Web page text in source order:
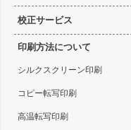
校正サービス
印刷方法について
シルクスクリーン印刷
コピー転写印刷
高温転写印刷